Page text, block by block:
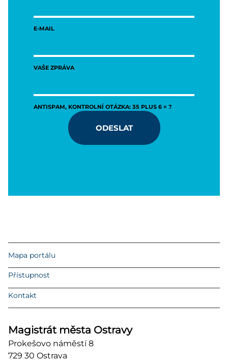
E-MAIL
VAŠE ZPRÁVA
ANTISPAM, KONTROLNÍ OTÁZKA: 35 PLUS 6 = ?
ODESLAT
Mapa portálu
Přístupnost
Kontakt
Magistrát města Ostravy
Prokešovo náměstí 8
729 30 Ostrava